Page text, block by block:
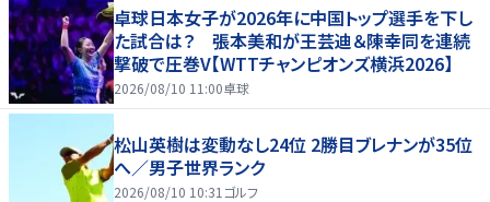
卓球日本女子が2026年に中国トップ選手を下し
た試合は？ 張本美和が王芸迪＆陳幸同を連続
撃破で圧巻V【WTTチャンピオンズ横浜2026】
2026/08/10 11:00卓球
松山英樹は変動なし24位 2勝目ブレナンが35位
へ／男子世界ランク
2026/08/10 10:31 ゴルフ